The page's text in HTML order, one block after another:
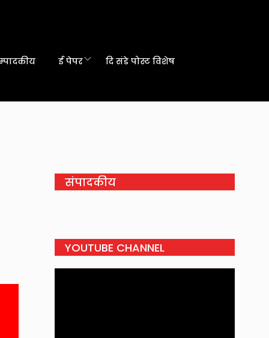
ई पेपर दि संडे पोस्ट विशेष
संपादकीय
YOUTUBE CHANNEL